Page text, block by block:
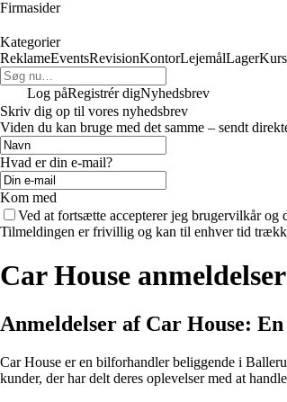
Firmasider
Kategorier
ReklameEventsRevisionKontorLejemålLager
Log påRegistrér digNyhedsbrev
Skriv dig op til vores nyhedsbrev
Viden du kan bruge med det samme – sendt
Hvad er din e-mail?
Kom med
Ved at fortsætte accepterer jeg brugervilkår og
Tilmeldingen er frivillig og kan til enhver tid
Car House anmeldelser
Anmeldelser af Car House:
Car House er en bilforhandler beliggende i
kunder, der har delt deres oplevelser med at